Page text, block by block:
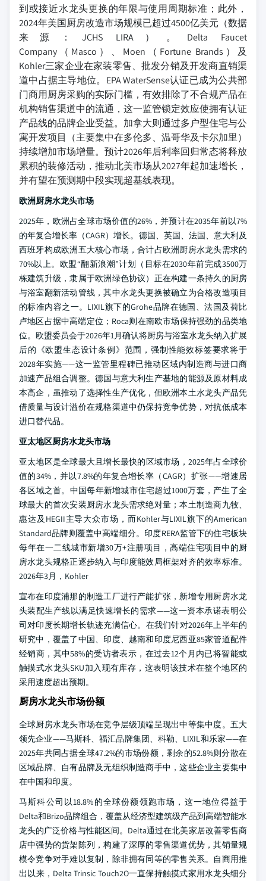
到或接近水龙头更换的年限与使用周期标准；此外，
2024年美国厨房改造市场规模已超过4500亿美元（数据
来源：JCHS LIRA）。Delta Faucet
Company（Masco）、Moen（Fortune Brands）及
Kohler三家企业在家装零售、批发分销及开发商直销渠
道中占据主导地位。EPA WaterSense认证已成为公共部
门商用厨房采购的实际门槛，有效排除了不合规产品在
机构销售渠道中的流通，这一监管锁定效应使拥有认证
产品线的品牌企业受益。加拿大则通过多户型住宅与公
寓开发项目（主要集中在多伦多、温哥华及卡尔加里）
持续增加市场增量。预计2026年后利率回归常态将释放
累积的装修活动，推动北美市场从2027年起加速增长，
并有望在预测期中段实现超基线表现。
欧洲厨房水龙头市场
2025年，欧洲占全球市场价值的26%，并预计在2035年前以7%
的年复合增长率（CAGR）增长。德国、英国、法国、意大利及
西班牙构成欧洲五大核心市场，合计占欧洲厨房水龙头需求的
70%以上。欧盟“翻新浪潮”计划（目标在2030年前完成3500万
栋建筑升级，隶属于欧洲绿色协议）正在构建一条持久的厨房
与浴室翻新活动管线，其中水龙头更换被确立为合格改造项目
的标准内容之一。LIXIL旗下的Grohe品牌在德国、法国及荷比
卢地区占据中高端定位；Roca则在南欧市场保持强劲的品类地
位。欧盟委员会于2026年1月确认将厨房与浴室水龙头纳入扩展
后的《欧盟生态设计条例》范围，强制性能效标签要求将于
2028年实施——这一监管里程碑已推动区域内制造商与进口商
加速产品组合调整。德国与意大利生产基地的能源及原材料成
本高企，虽推动了选择性生产优化，但欧洲本土水龙头产品凭
借质量与设计溢价在规格渠道中仍保持竞争优势，对抗低成本
进口替代品。
亚太地区厨房水龙头市场
亚太地区是全球最大且增长最快的区域市场，2025年占全球价
值的34%，并以7.8%的年复合增长率（CAGR）扩张——增速居
各区域之首。中国每年新增城市住宅超过1000万套，产生了全
球最大的首次安装厨房水龙头需求绝对量；本土制造商九牧、
惠达及HEGII主导大众市场，而Kohler与LIXIL旗下的American
Standard品牌则覆盖中高端细分。印度RERA监管下的住宅板块
每年在一二线城市新增30万+注册项目，高端住宅项目中的厨
房水龙头规格正逐步纳入与印度能效局框架对齐的效率标准。
2026年3月，Kohler
宣布在印度浦那的制造工厂进行产能扩张，新增专用厨房水龙
头装配生产线以满足快速增长的需求——这一资本承诺表明公
司对印度长期增长轨迹充满信心。在我们针对2026年上半年的
研究中，覆盖了中国、印度、越南和印度尼西亚85家管道配件
经销商，其中58%的受访者表示，在过去12个月内已将智能或
触摸式水龙头SKU加入现有库存，这表明该技术在整个地区的
采用速度超出预期。
厨房水龙头市场份额
全球厨房水龙头市场在竞争层级顶端呈现出中等集中度。五大
领先企业——马斯科、福汇品牌集团、科勒、LIXIL和乐家——在
2025年共同占据全球47.2%的市场份额，剩余的52.8%则分散在
区域品牌、自有品牌及无组织制造商手中，这些企业主要集中
在中国和印度。
马斯科公司以18.8%的全球份额领跑市场，这一地位得益于
Delta和Brizo品牌组合，覆盖从经济型建筑级产品到高端智能水
龙头的广泛价格与性能区间。Delta通过在北美家居改善零售商
店中强势的货架陈列，构建了深厚的零售渠道优势，其销量规
模令竞争对手难以复制，除非拥有同等的零售关系。自商用推
出以来，Delta Trinsic Touch2O一直保持触摸式家用水龙头细分